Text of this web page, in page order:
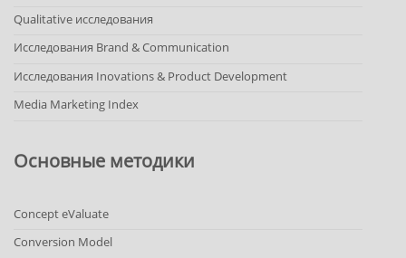
Qualitative исследования
Исследования Brand & Communication
Исследования Inovations & Product Development
Media Marketing Index
Основные методики
Concept eValuate
Conversion Model